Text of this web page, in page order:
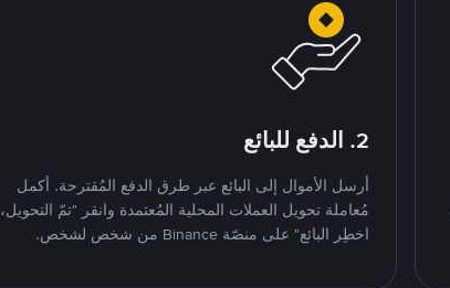
2. الدفع للبائع
أرسل الأموال إلى البائع عبر طرق الدفع المُقترحة. أكمل
مُعاملة تحويل العملات المحلية المُعتمدة وانقر "تمّ التحويل،
اخطِر البائع" على منصّة Binance من شخص لشخص.